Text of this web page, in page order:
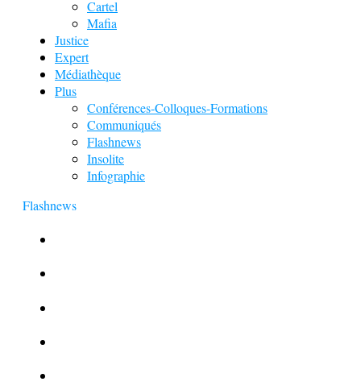
Cartel
Mafia
Justice
Expert
Médiathèque
Plus
Conférences-Colloques-Formations
Communiqués
Flashnews
Insolite
Infographie
Flashnews